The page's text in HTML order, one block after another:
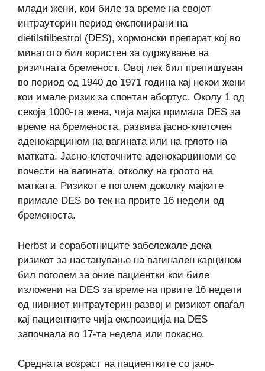
млади жени, кои биле за време на својот
интраутерин период експонирани на
dietilstilbestrol (DES), хормонски препарат кој во
минатото бил користен за одржување на
ризичната бременост. Овој лек бил препишуван
во период од 1940 до 1971 година кај некои жени
кои имале ризик за спонтан абортус. Околу 1 од
секоја 1000-та жена, чија мајка примала DES за
време на бременоста, развива јасно-клеточен
аденокарцином на вагината или на грлото на
матката. Јасно-клеточните аденокарциноми се
почести на вагината, отколку на грлото на
матката. Ризикот е поголем доколку мајките
примале DES во тек на првите 16 недели од
бременоста.
Herbst и соработниците забележале дека
ризикот за настанување на вагинален карцином
бил поголем за оние пациентки кои биле
изложени на DES за време на првите 16 недели
од нивниот интраутерин развој и ризикот опаѓал
кај пациентките чија експозиција на DES
започнала во 17-та недела или покасно.
Средната возраст на пациентките со јано-